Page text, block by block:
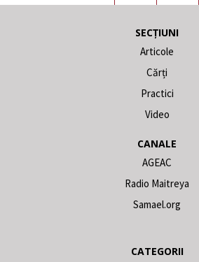
SECȚIUNI
Articole
Cărți
Practici
Video
CANALE
AGEAC
Radio Maitreya
Samael.org
CATEGORII